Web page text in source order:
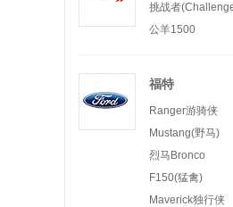
挑战者
公羊1500
福特
Ranger游骑侠
Mustang(野马)
烈马Bronco
F150(猛禽)
Maverick独行侠